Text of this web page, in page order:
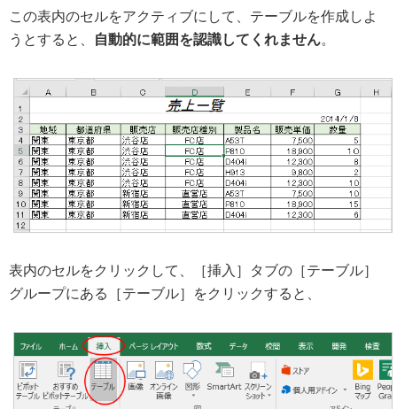
この表内のセルをアクティブにして、テーブルを作成しよ
うとすると、
自動的に範囲を認識してくれません。
表内のセルをクリックして、［挿入］タブの［テーブル］
グループにある［テーブル］をクリックすると、